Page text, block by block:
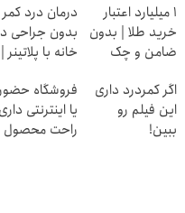
۱ میلیارد اعتبار
خرید طلا | بدون
ضامن و چک
درمان درد کمر
بدون جراحی
خانه با پلاتینر |
پر کن»
اگر کمردرد داری
این فیلم رو
ببین!
فروشگاه
یا اینترنتی
راحت محصول